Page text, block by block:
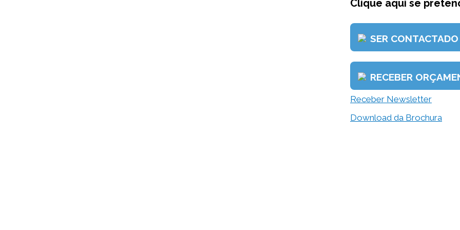
Clique aqui se
SER CONTACTADO
RECEBER
Receber Newsletter
Download da Brochura